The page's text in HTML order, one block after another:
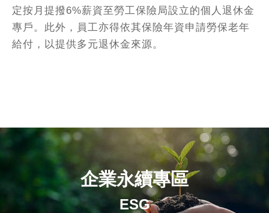
定按月提撥6%薪資至勞工保險局設立的個人退休金
專戶。此外，員工亦得依其保險年資申請勞保老年
給付，以提供多元退休金來源。
企業永續專區
ESG